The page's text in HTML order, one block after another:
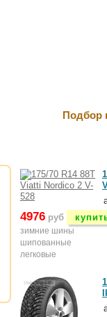
Подбор
4976 руб
зимние шины
шипованные
легковые